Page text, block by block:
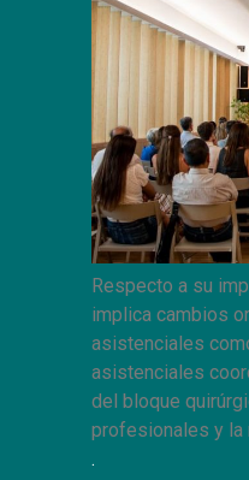
Respecto a su
implica cambios
asistenciales
asistenciales
del bloque
profesionales y la
.